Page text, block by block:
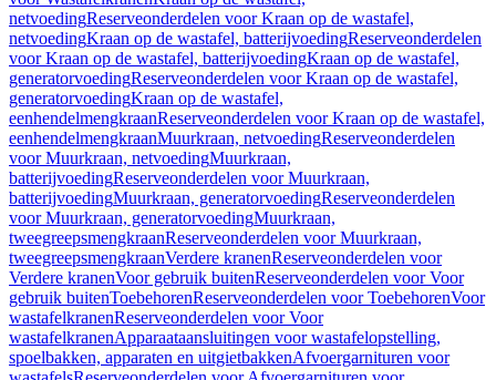
netvoedingReserveonderdelen voor Kraan op de wastafel,
netvoedingKraan op de wastafel, batterijvoedingReserveonderdelen
voor Kraan op de wastafel, batterijvoedingKraan op de wastafel,
generatorvoedingReserveonderdelen voor Kraan op de wastafel,
generatorvoedingKraan op de wastafel,
eenhendelmengkraanReserveonderdelen voor Kraan op de wastafel,
eenhendelmengkraanMuurkraan, netvoedingReserveonderdelen
voor Muurkraan, netvoedingMuurkraan,
batterijvoedingReserveonderdelen voor Muurkraan,
batterijvoedingMuurkraan, generatorvoedingReserveonderdelen
voor Muurkraan, generatorvoedingMuurkraan,
tweegreepsmengkraanReserveonderdelen voor Muurkraan,
tweegreepsmengkraanVerdere kranenReserveonderdelen voor
Verdere kranenVoor gebruik buitenReserveonderdelen voor Voor
gebruik buitenToebehorenReserveonderdelen voor ToebehorenVoor
wastafelkranenReserveonderdelen voor Voor
wastafelkranenApparaataansluitingen voor wastafelopstelling,
spoelbakken, apparaten en uitgietbakkenAfvoergarnituren voor